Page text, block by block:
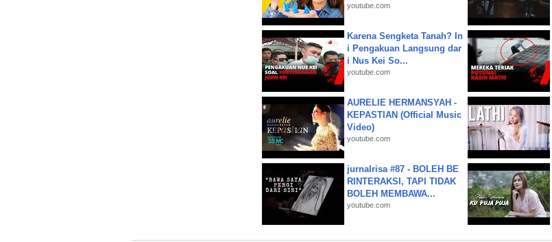
youtube.com
Karena Sengketa Tanah? In
i Pengakuan Langsung dar
i Nus Kei So...
youtube.com
AURELIE HERMANSYAH -
KEPASTIAN (Official Music
Video)
youtube.com
jurnalrisa #87 - BOLEH BE
RINTERAKSI, TAPI TIDAK
BOLEH MEMBAWA...
youtube.com